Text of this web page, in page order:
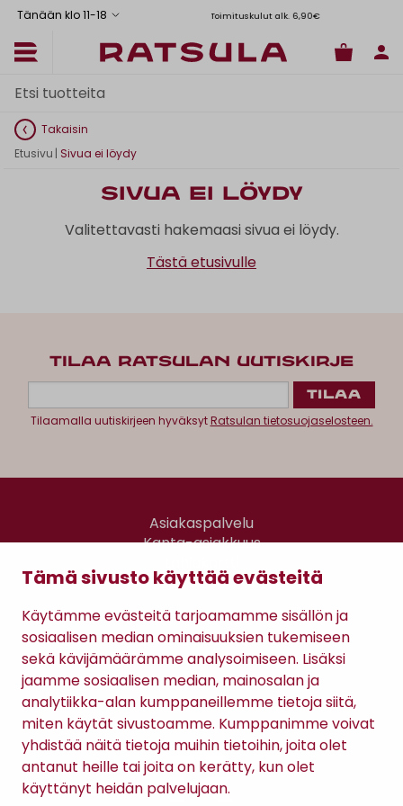
Tämä sivusto käyttää evästeitä
Käytämme evästeitä tarjoamamme sisällön ja
sosiaalisen median ominaisuuksien tukemiseen
sekä kävijämäärämme analysoimiseen. Lisäksi
jaamme sosiaalisen median, mainosalan ja
analytiikka-alan kumppaneillemme tietoja siitä,
miten käytät sivustoamme. Kumppanimme voivat
yhdistää näitä tietoja muihin tietoihin, joita olet
antanut heille tai joita on kerätty, kun olet
käyttänyt heidän palvelujaan.
Tänään klo 11-18 Toimituskulut alk. 6,90€
Takaisin
Etusivu | Sivua ei löydy
Sivua ei löydy
Valitettavasti hakemaasi sivua ei löydy.
Tästä etusivulle
TILAA RATSULAN UUTISKIRJE
Tilaamalla uutiskirjeen hyväksytRatsulan tietosuojaselosteen.
Asiakaspalvelu
Kanta-asiakkuus
Gomee Ratsula Café
Sopimusehdot
Tietosuojaseloste
Maksutavat